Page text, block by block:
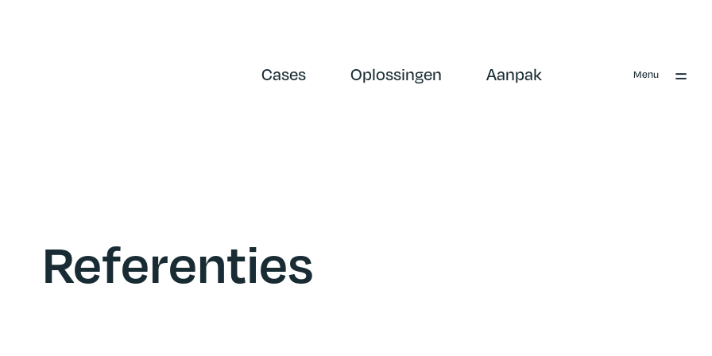
Cases Oplossingen Aanpak Menu
Referenties